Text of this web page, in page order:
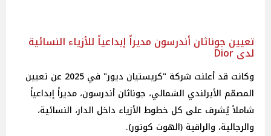
تعيين جوناثان أندرسون مديراً إبداعياً للأزياء النسائية
لدى Dior
وكانت قد أعلنت شركة "كريستيان ديور" في 2025 عن تعيين
المصمّم الأيرلندي الشمالي، جوناثان أندرسون، مديراً إبداعياً
شاملاً يُشرف على كل خطوط الأزياء داخل الدار، النسائية،
والرجالية، والراقية (الهوت كوتور).